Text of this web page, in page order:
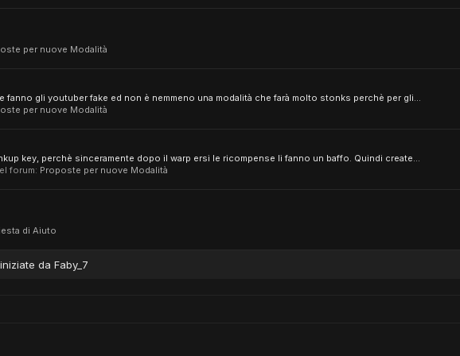
per nuove Modalità
gli youtuber fake ed non è nemmeno una modalità che farà molto stonks perchè per gli...
per nuove Modalità
key, perchè sinceramente dopo il warp ersi le ricompense li fanno un baffo. Quindi create...
forum: Proposte per nuove Modalità
di Aiuto
da Faby_7